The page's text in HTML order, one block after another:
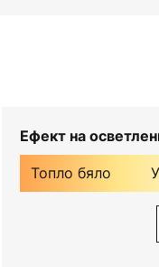
Ефект на
Топло бяло